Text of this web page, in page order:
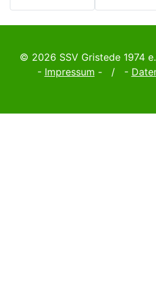
© 2026 SSV Gristede
- Impressum - / -